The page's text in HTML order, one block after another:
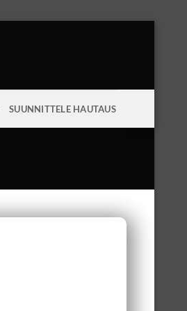
SUUNNITTELE HAUTAUS